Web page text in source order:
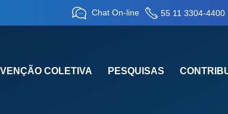
Chat On-line 55 11 3304-4400
COLETIVA PESQUISAS